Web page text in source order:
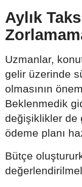
Aylık
Uzmanlar,
gelir üzerinde
olmasının
Beklenmedik
değişiklikler de
ödeme planı
Bütçe